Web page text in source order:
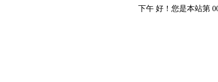
下午 好！ 您是本站第